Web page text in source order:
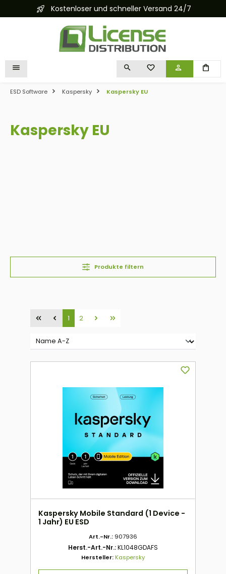
springenKostenloser und schneller Versand 24/7
DU HAST 0 PRODUKTE
ESD Software Kaspersky Kaspersky EU
Kaspersky EU
Produkte filtern
Seite
1 Seite
2
Kaspersky Mobile Standard (1 Device -
1 Jahr) EU ESD
Art.-Nr.: 907936
Herst.-Art.-Nr.:KL1048GDAFS
Hersteller:Kaspersky